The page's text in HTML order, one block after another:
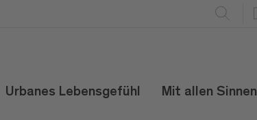
Urbanes Lebensgefühl Mit allen Sinnen